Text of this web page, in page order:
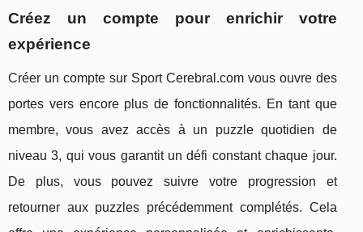
Créez un compte pour enrichir votre
expérience
Créer un compte sur Sport Cerebral.com vous ouvre des
portes vers encore plus de fonctionnalités. En tant que
membre, vous avez accès à un puzzle quotidien de
niveau 3, qui vous garantit un défi constant chaque jour.
De plus, vous pouvez suivre votre progression et
retourner aux puzzles précédemment complétés. Cela